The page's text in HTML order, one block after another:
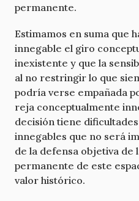
permanente.
Estimamos en suma que
innegable el giro
inexistente y que la
al no restringir lo que
podría verse empañada
reja conceptualmente
decisión tiene
innegables que no será
de la defensa objetiva de
permanente de este
valor histórico.